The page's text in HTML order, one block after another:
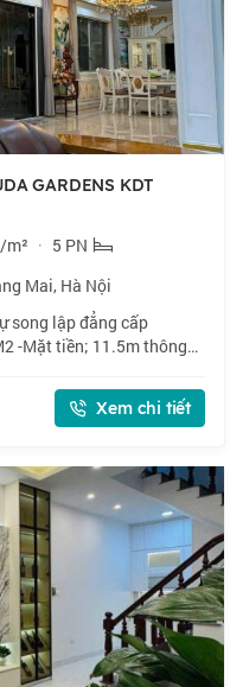
GARDENS KDT
· 5 PN
Mai, Hà Nội
song lập đẳng cấp
-Mặt tiền; 11.5m thông
Xem chi tiết